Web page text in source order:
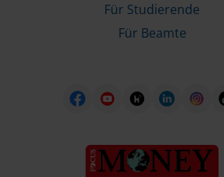
Für Studierende
Für Beamte